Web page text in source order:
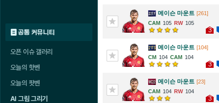
공통 커뮤니티
오픈 이슈 갤러리
오늘의 핫벤
오늘의 팟벤
AI 그림 그리기
메이슨 마운트 [261]
105
105
3
메이슨 마운트 [104]
104
104
3
메이슨 마운트 [23]
104
104
3